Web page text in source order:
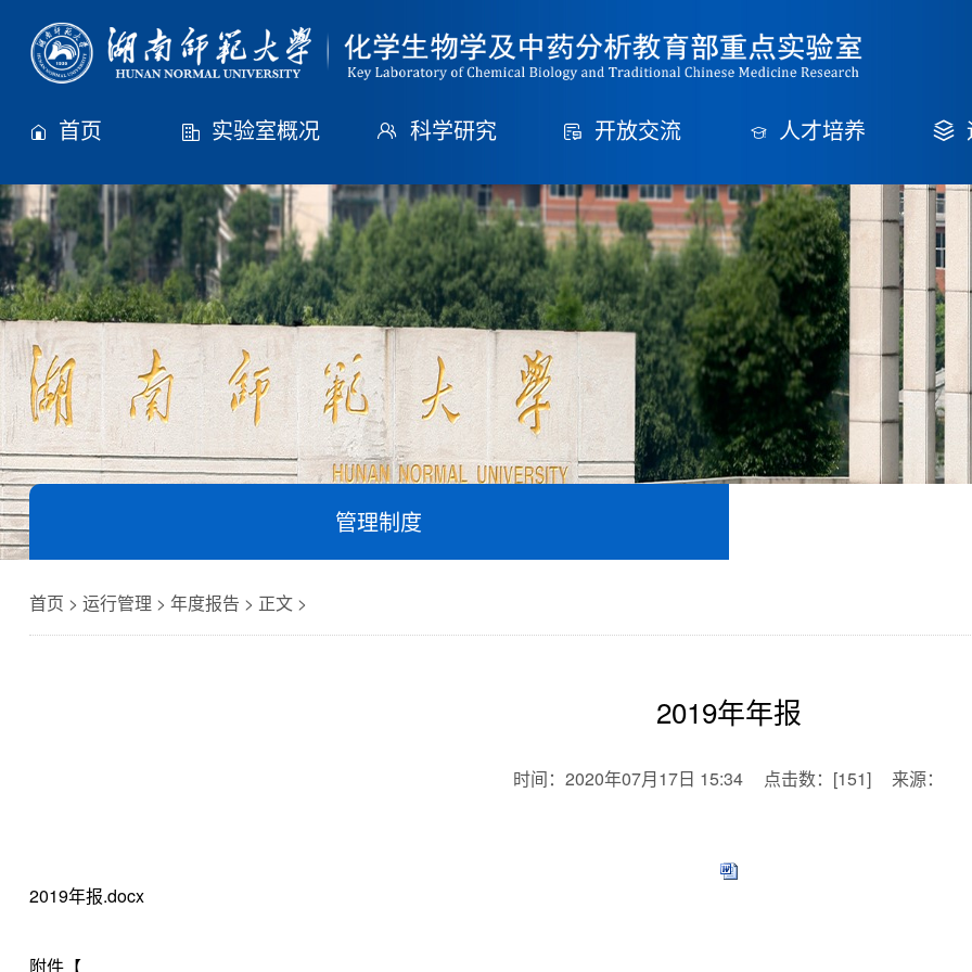
首页 实验室概况 科学研究 开放交流 人才培养
管理制度
首页 > 运行管理 > 年度报告 > 正文 >
2019年年报
时间：2020年07月17日 15:34 点击数： [151] 来源：
2019年报.docx
附件【